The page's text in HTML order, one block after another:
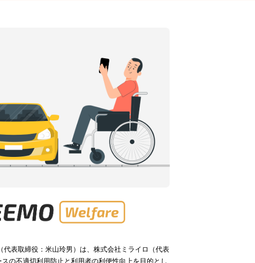
表取締役：米山玲男）は、株式会社ミライロ（代表
の不適切利用防止と利用者の利便性向上を目的とし